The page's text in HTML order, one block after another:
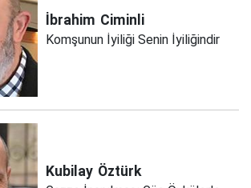
İbrahim Ciminli
Komşunun İyiliği Senin İyiliğindir
Kubilay Öztürk